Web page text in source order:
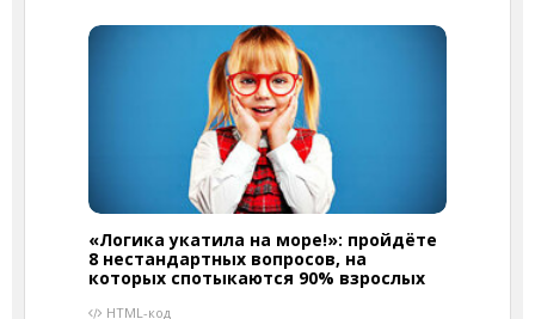
«Логика укатила на море!»: пройдёте
8 нестандартных вопросов, на
которых спотыкаются 90% взрослых
HTML-код